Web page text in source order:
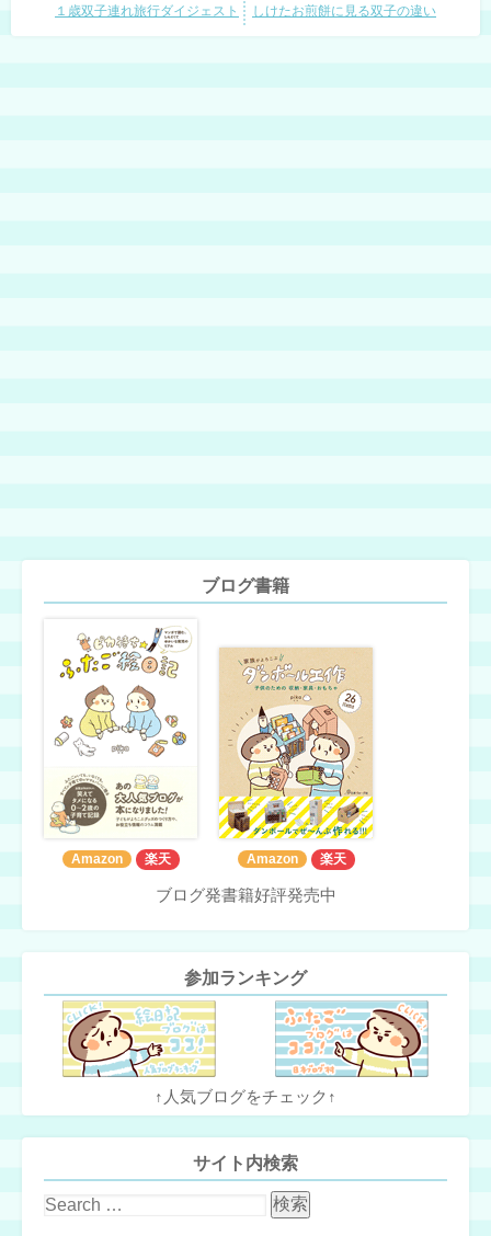
１歳双子連れ旅行ダイジェスト しけたお煎餅に見る双子の違い
ブログ書籍
Amazon 楽天 Amazon 楽天
ブログ発書籍好評発売中
参加ランキング
↑人気ブログをチェック↑
サイト内検索